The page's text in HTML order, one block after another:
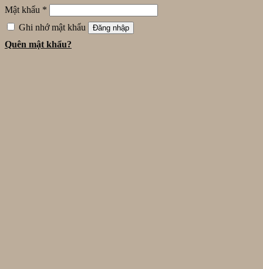
Mật khẩu *
Ghi nhớ mật khẩu
Đăng nhập
Quên mật khẩu?